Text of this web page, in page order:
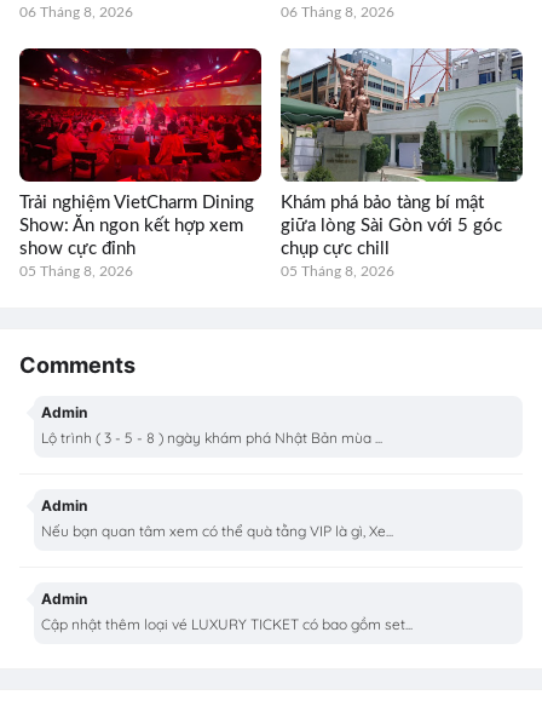
06 Tháng 8, 2026 06 Tháng 8, 2026
Trải nghiệm VietCharm Dining
Show: Ăn ngon kết hợp xem
show cực đỉnh
05 Tháng 8, 2026
Khám phá bảo tàng bí mật
giữa lòng Sài Gòn với 5 góc
chụp cực chill
05 Tháng 8, 2026
Comments
Admin
Lộ trình ( 3 - 5 - 8 ) ngày khám phá Nhật Bản mùa ...
Admin
Nếu bạn quan tâm xem có thể quà tằng VIP là gì, Xe...
Admin
Cập nhật thêm loại vé LUXURY TICKET có bao gồm set...